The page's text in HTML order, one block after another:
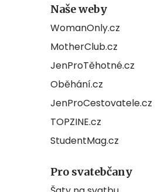
Naše weby
WomanOnly.cz
MotherClub.cz
JenProTěhotné.cz
Oběhání.cz
JenProCestovatele.cz
TOPZINE.cz
StudentMag.cz
Pro svatebčany